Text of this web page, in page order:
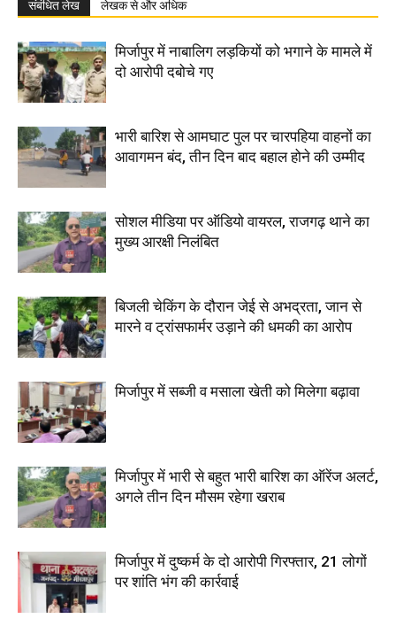
संबंधित लेख लेखक से और अधिक
मिर्जापुर में नाबालिग लड़कियों को भगाने के मामले में
दो आरोपी दबोचे गए
भारी बारिश से आमघाट पुल पर चारपहिया वाहनों का
आवागमन बंद, तीन दिन बाद बहाल होने की उम्मीद
सोशल मीडिया पर ऑडियो वायरल, राजगढ़ थाने का
मुख्य आरक्षी निलंबित
बिजली चेकिंग के दौरान जेई से अभद्रता, जान से
मारने व ट्रांसफार्मर उड़ाने की धमकी का आरोप
मिर्जापुर में सब्जी व मसाला खेती को मिलेगा बढ़ावा
मिर्जापुर में भारी से बहुत भारी बारिश का ऑरेंज अलर्ट,
अगले तीन दिन मौसम रहेगा खराब
मिर्जापुर में दुष्कर्म के दो आरोपी गिरफ्तार, 21 लोगों
पर शांति भंग की कार्रवाई